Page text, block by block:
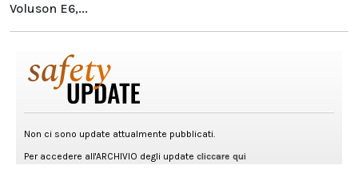
Voluson E6,...